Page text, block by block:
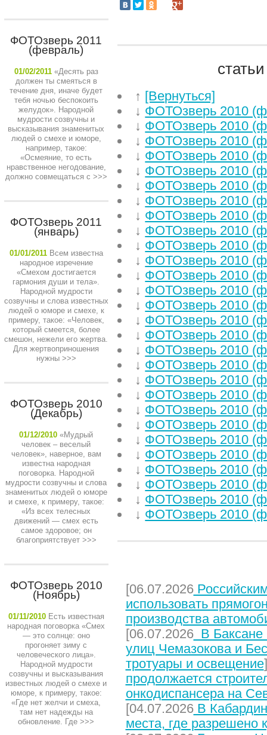
ФОТОзверь 2011
(февраль)
01/02/2011 «Десять раз
должен ты смеяться в
течение дня, иначе будет
тебя ночью беспокоить
желудок». Народной
мудрости созвучны и
высказывания знаменитых
людей о смехе и юморе,
например, такое:
«Осмеяние, то есть
нравственное негодование,
должно совмещаться с >>>
ФОТОзверь 2011
(январь)
01/01/2011 Всем известна
народное изречение
«Смехом достигается
гармония души и тела».
Народной мудрости
созвучны и слова известных
людей о юморе и смехе, к
примеру, такое: «Человек,
который смеется, более
смешон, нежели его жертва.
Для жертвоприношения
нужны>>>
ФОТОзверь 2010
(Декабрь)
01/12/2010 «Мудрый
человек – веселый
человек», наверное, вам
известна народная
поговорка. Народной
мудрости созвучны и слова
знаменитых людей о юморе
и смехе, к примеру, такое:
«Из всех телесных
движений — смех есть
самое здоровое; он
благоприятствует>>>
ФОТОзверь 2010
(Ноябрь)
01/11/2010 Есть известная
народная поговорка «Смех
— это солнце: оно
прогоняет зиму с
человеческого лица».
Народной мудрости
созвучны и высказывания
известных людей о смехе и
юморе, к примеру, такое:
«Где нет желчи и смеха,
там нет надежды на
обновление. Где >>>
↑ [Вернуться]
↓ ФОТОзверь 2010
↓ ФОТОзверь 2010
↓ ФОТОзверь 2010
↓ ФОТОзверь 2010
↓ ФОТОзверь 2010
↓ ФОТОзверь 2010
↓ ФОТОзверь 2010
↓ ФОТОзверь 2010
↓ ФОТОзверь 2010
↓ ФОТОзверь 2010
↓ ФОТОзверь 2010
↓ ФОТОзверь 2010
↓ ФОТОзверь 2010
↓ ФОТОзверь 2010
↓ ФОТОзверь 2010
↓ ФОТОзверь 2010
↓ ФОТОзверь 2010
↓ ФОТОзверь 2010
↓ ФОТОзверь 2010
↓ ФОТОзверь 2010
↓ ФОТОзверь 2010
↓ ФОТОзверь 2010
↓ ФОТОзверь 2010
↓ ФОТОзверь 2010
↓ ФОТОзверь 2010
↓ ФОТОзверь 2010
↓ ФОТОзверь 2010
↓ ФОТОзверь 2010
[06.07.2026
использовать
производства
[06.07.2026В Баксане
улиц Чемазокова и
тротуары и освещение
продолжается
онкодиспансера на
[04.07.2026В
места, где разрешено